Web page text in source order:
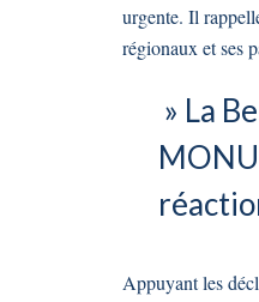
urgente. Il
régionaux et ses
» La
Appuyant les